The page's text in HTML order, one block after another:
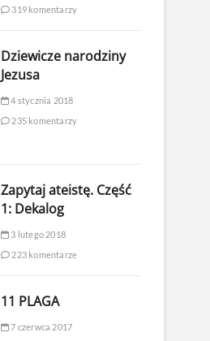
319 komentarzy
Dziewicze narodziny
Jezusa
4 stycznia 2018
235 komentarzy
Zapytaj ateistę. Część
1: Dekalog
3 lutego 2018
223 komentarze
11 PLAGA
7 czerwca 2017